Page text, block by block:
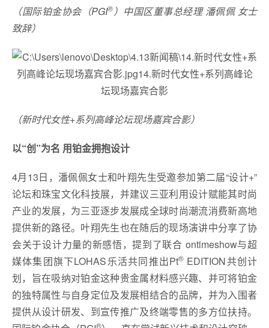
（国际铂金协会（PGI®）中国区董事总经理 潘佩佩 女士
致辞）
（新时代女性+系列高峰论坛现场嘉宾合影）
以“创”为名 用铂金拥抱设计
4月13日，潘佩佩女士和叶翔先生受邀参加第二届“设计+”
论坛和珠宝文化科技展，并建议三亚利用设计赋能其时尚
产业的发展，为三亚逐步发展成全球时尚潮流消费新高地
提供新的路径。叶翔先生也在随后的现场演讲中分享了协
会关于设计力量的新感悟，提到了联合 ontimeshow与超
媒体集团旗下LOHAS乐活共同推出Pt® EDITION共创计
划，旨在吸纳对铂金这种贵金属材料感兴趣、并可将铂金
的独特属性与自身定位及发展相结合的品牌，并为入围者
提供从设计研发、到宣传推广及终端零售的多方位扶持。
®